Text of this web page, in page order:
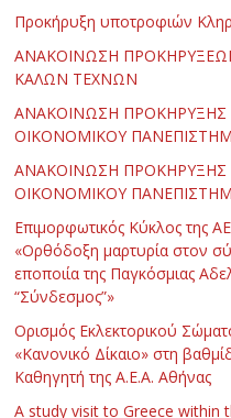
Προκήρυξη υποτροφιών
ΑΝΑΚΟΙΝΩΣΗ
ΚΑΛΩΝ ΤΕΧΝΩΝ
ΑΝΑΚΟΙΝΩΣΗ ΠΡΟΚΗΡΥΞΗΣ
ΟΙΚΟΝΟΜΙΚΟΥ
ΑΝΑΚΟΙΝΩΣΗ ΠΡΟΚΗΡΥΞΗΣ
ΟΙΚΟΝΟΜΙΚΟΥ
Επιμορφωτικός Κύκλος της
«Ορθόδοξη μαρτυρία στον
εποποιία της Παγκόσμιας
“Σύνδεσμος”»
Ορισμός Εκλεκτορικού
«Κανονικό Δίκαιο» στη
Καθηγητή της Α.Ε.Α. Αθήνας
Α study visit to Greece within